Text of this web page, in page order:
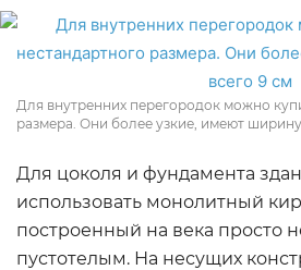
Для внутренних перегородок можно
размера. Они более узкие, имеют
Для цоколя и фундамента
использовать монолитный
построенный на века просто
пустотелым. На несущих